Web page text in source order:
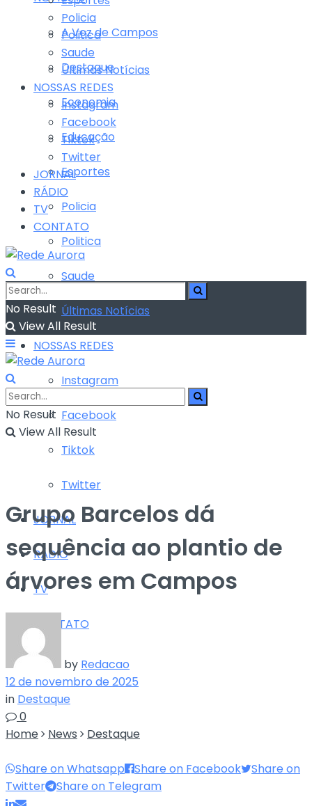
A Voz de Campos
Destaque
Economia
Educação
Esportes
Policia
Politica
Saude
Últimas Notícias
NOSSAS REDES
Instagram
Facebook
Tiktok
Twitter
JORNAL
RÁDIO
TV
CONTATO
Policia
Politica
Saude
Últimas Notícias
NOSSAS REDES
Instagram
Facebook
Tiktok
Twitter
JORNAL
RÁDIO
TV
CONTATO
No Result
View All Result
No Result
View All Result
Grupo Barcelos dá
sequência ao plantio de
árvores em Campos
by Redacao
12 de novembro de 2025
in Destaque
0
Home
News Destaque
Share on Whatsapp Share on Facebook
Share on
Twitter
Share on Telegram